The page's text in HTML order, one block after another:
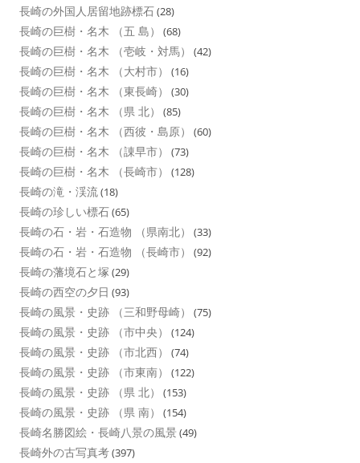
長崎の外国人居留地跡標石(28)
長崎の巨樹・名木 （五 島） (68)
長崎の巨樹・名木 （壱岐・対馬） (42)
長崎の巨樹・名木 （大村市） (16)
長崎の巨樹・名木 （東長崎） (30)
長崎の巨樹・名木 （県 北） (85)
長崎の巨樹・名木 （西彼・島原） (60)
長崎の巨樹・名木 （諌早市） (73)
長崎の巨樹・名木 （長崎市） (128)
長崎の滝・渓流(18)
長崎の珍しい標石(65)
長崎の石・岩・石造物 （県南北） (33)
長崎の石・岩・石造物 （長崎市） (92)
長崎の藩境石と塚 (29)
長崎の西空の夕日 (93)
長崎の風景・史跡 （三和野母崎） (75)
長崎の風景・史跡 （市中央） (124)
長崎の風景・史跡 （市北西） (74)
長崎の風景・史跡 （市東南） (122)
長崎の風景・史跡 （県 北） (153)
長崎の風景・史跡 （県 南） (154)
長崎名勝図絵・長崎八景の風景 (49)
長崎外の古写真考(397)